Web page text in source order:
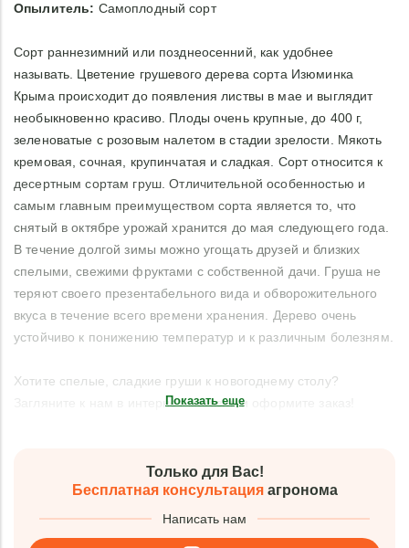
Опылитель: Самоплодный сорт
Сорт раннезимний или позднеосенний, как удобнее
называть. Цветение грушевого дерева сорта Изюминка
Крыма происходит до появления листвы в мае и выглядит
необыкновенно красиво. Плоды очень крупные, до 400 г,
зеленоватые с розовым налетом в стадии зрелости. Мякоть
кремовая, сочная, крупинчатая и сладкая. Сорт относится к
десертным сортам груш. Отличительной особенностью и
самым главным преимуществом сорта является то, что
снятый в октябре урожай хранится до мая следующего года.
В течение долгой зимы можно угощать друзей и близких
спелыми, свежими фруктами с собственной дачи. Груша не
теряют своего презентабельного вида и обворожительного
вкуса в течение всего времени хранения. Дерево очень
устойчиво к понижению температур и к различным болезням.
Хотите спелые, сладкие груши к новогоднему столу?
Загляните к нам в интернет-магазин и оформите заказ!
Показать еще
Только для Вас!
Бесплатная консультацияагронома
Написать нам